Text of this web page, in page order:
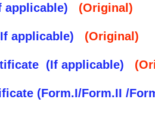
applicable) (Original)
applicable) (Original)
(If applicable)
(Form.I/Form.II /